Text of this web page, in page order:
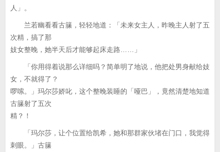
人」。
兰若幽看看古籘，轻轻地道：「未来女主人，昨晚主人射了五
次精，搞了那
妓女整晚，她半天后才能够起床走路……」
「你用得着说那么详细吗？简单明了地说，他把处男身献给妓
女，不就得了？
啰嗦。」玛尔莎娇叱，这个整晚装睡的「哑巴」，竟然清楚地知道
古籘射了五次
精？！
「玛尔莎，让个位置给凯希，她和那群家伙堵在门口，我觉得
刺眼。」古籘